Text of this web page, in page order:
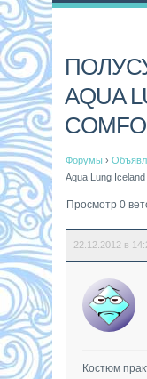
AQUA
Форумы ›
Aqua Lung
Просмотр 0
22.12.2012 в
Костюм